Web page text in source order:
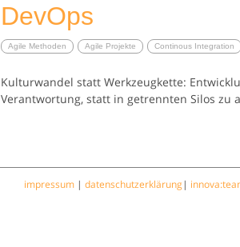
DevOps
Agile Methoden Agile Projekte Continous Integration
Kulturwandel statt Werkzeugkette:
Verantwortung, statt in getrennten Silos zu
impressum | datenschutzerklärung |